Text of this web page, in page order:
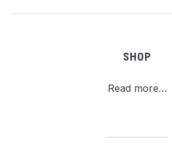
SHOP
Read more…